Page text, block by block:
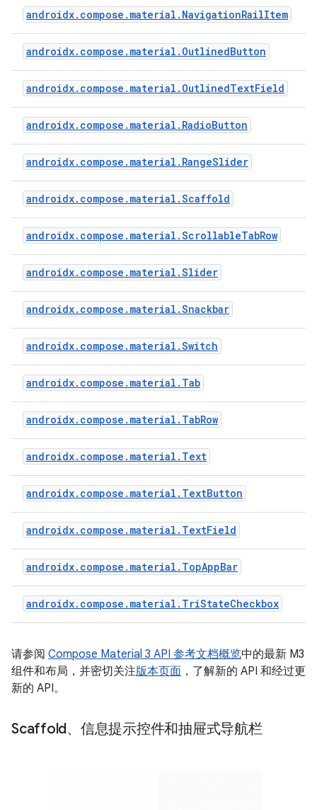
androidx.compose.material.NavigationRailItem
androidx.compose.material.OutlinedButton
androidx.compose.material.OutlinedTextField
androidx.compose.material.RadioButton
androidx.compose.material.RangeSlider
androidx.compose.material.Scaffold
androidx.compose.material.ScrollableTabRow
androidx.compose.material.Slider
androidx.compose.material.Snackbar
androidx.compose.material.Switch
androidx.compose.material.Tab
androidx.compose.material.TabRow
androidx.compose.material.Text
androidx.compose.material.TextButton
androidx.compose.material.TextField
androidx.compose.material.TopAppBar
androidx.compose.material.TriStateCheckbox
请参阅 Compose Material 3 API 参考文档概览中的最新 M3
组件和布局，并密切关注版本页面 ，了解新的 API 和经过更
新的 API。
Scaffold、信息提示控件和抽屉式导航栏